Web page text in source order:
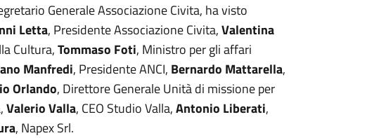
Generale Associazione Civita, ha visto
Letta, Presidente Associazione Civita,Valentina
Cultura,Tommaso Foti, Ministro per gli affari
Manfredi, Presidente ANCI, Bernardo Mattarella,
Orlando, Direttore Generale Unità di missione per
Valerio Valla, CEO Studio Valla,Antonio Liberati,
, Napex Srl.